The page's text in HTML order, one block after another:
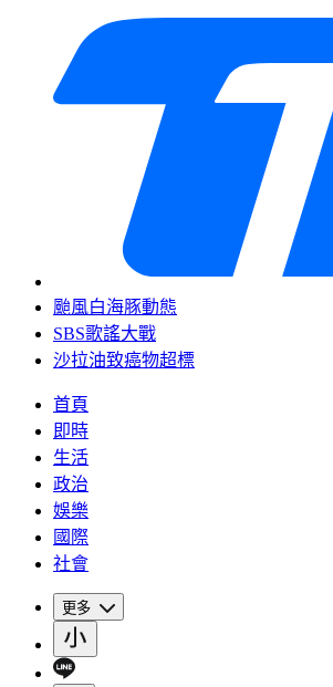
颱風白海豚動態
SBS歌謠大戰
沙拉油致癌物超標
首頁
即時
生活
政治
娛樂
國際
社會
更多